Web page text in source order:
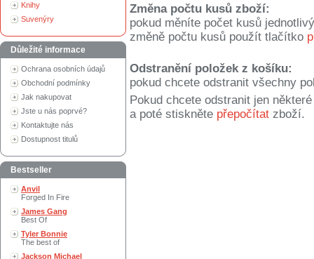
Knihy
Suvenýry
Důležité informace
Ochrana osobních údajů
Obchodní podmínky
Jak nakupovat
Jste u nás poprvé?
Kontaktujte nás
Dostupnost titulů
Bestseller
Anvil
Forged In Fire
James Gang
Best Of
Tyler Bonnie
The best of
Jackson Michael
Změna počtu kusů zboží:
pokud měníte počet kusů
změně počtu kusů použít tlačítko
Odstranění položek z košíku:
pokud chcete odstranit všechny
Pokud chcete odstranit jen
a poté stiskněte přepočítat zboží.